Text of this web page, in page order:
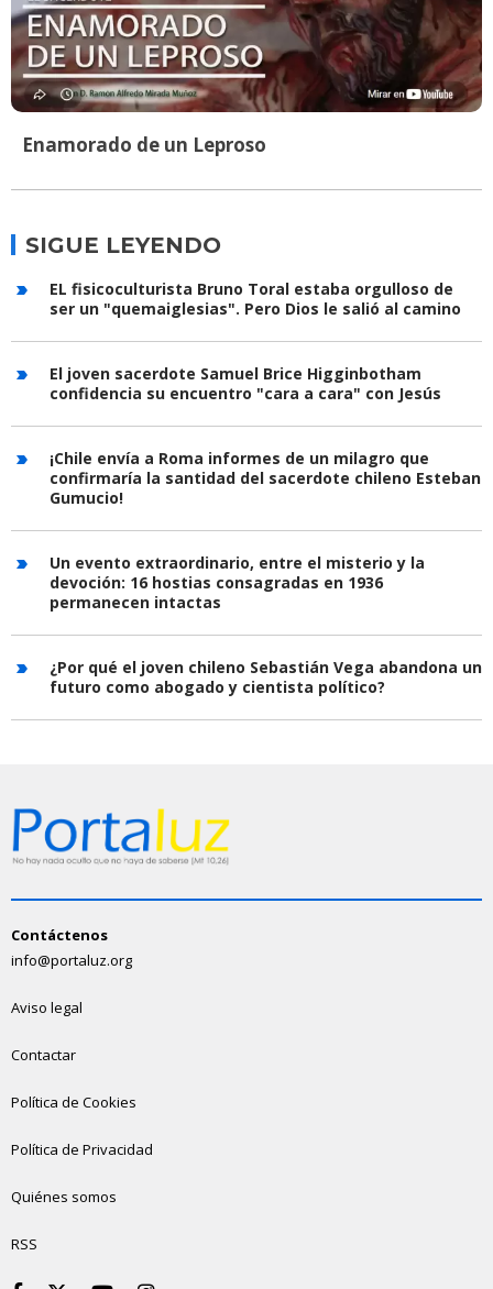
Enamorado de un Leproso
SIGUE LEYENDO
EL fisicoculturista Bruno Toral estaba orgulloso de
ser un "quemaiglesias". Pero Dios le salió al camino
El joven sacerdote Samuel Brice Higginbotham
confidencia su encuentro "cara a cara" con Jesús
¡Chile envía a Roma informes de un milagro que
confirmaría la santidad del sacerdote chileno Esteban
Gumucio!
Un evento extraordinario, entre el misterio y la
devoción: 16 hostias consagradas en 1936
permanecen intactas
¿Por qué el joven chileno Sebastián Vega abandona un
futuro como abogado y cientista político?
Contáctenos
info@portaluz.org
Aviso legal
Contactar
Política de Cookies
Política de Privacidad
Quiénes somos
RSS